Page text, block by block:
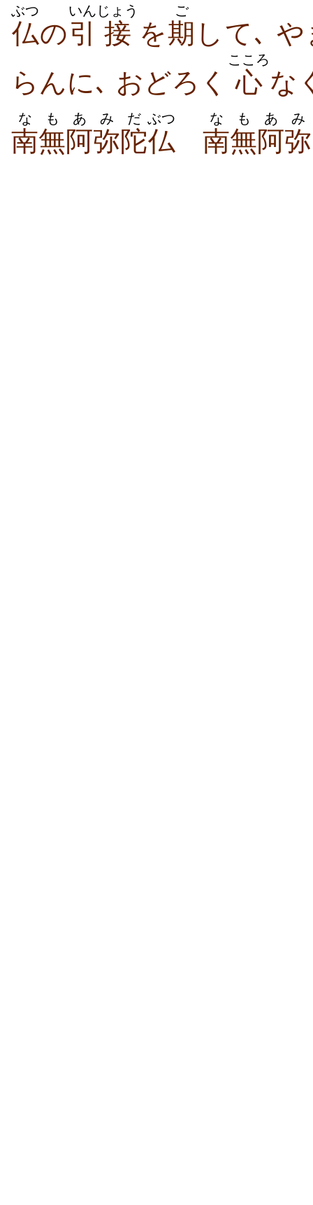
仏
ぶつ
の引
いん
接
じょう
を期
ご
して､
らんに､ おどろく 心
こころ
な
南無
なも
阿
あ
弥陀
みだ
仏
ぶつ
南無
なも
阿
あ